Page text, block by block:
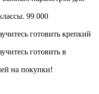
99 000
готовить крепкий
готовить в
на покупки!